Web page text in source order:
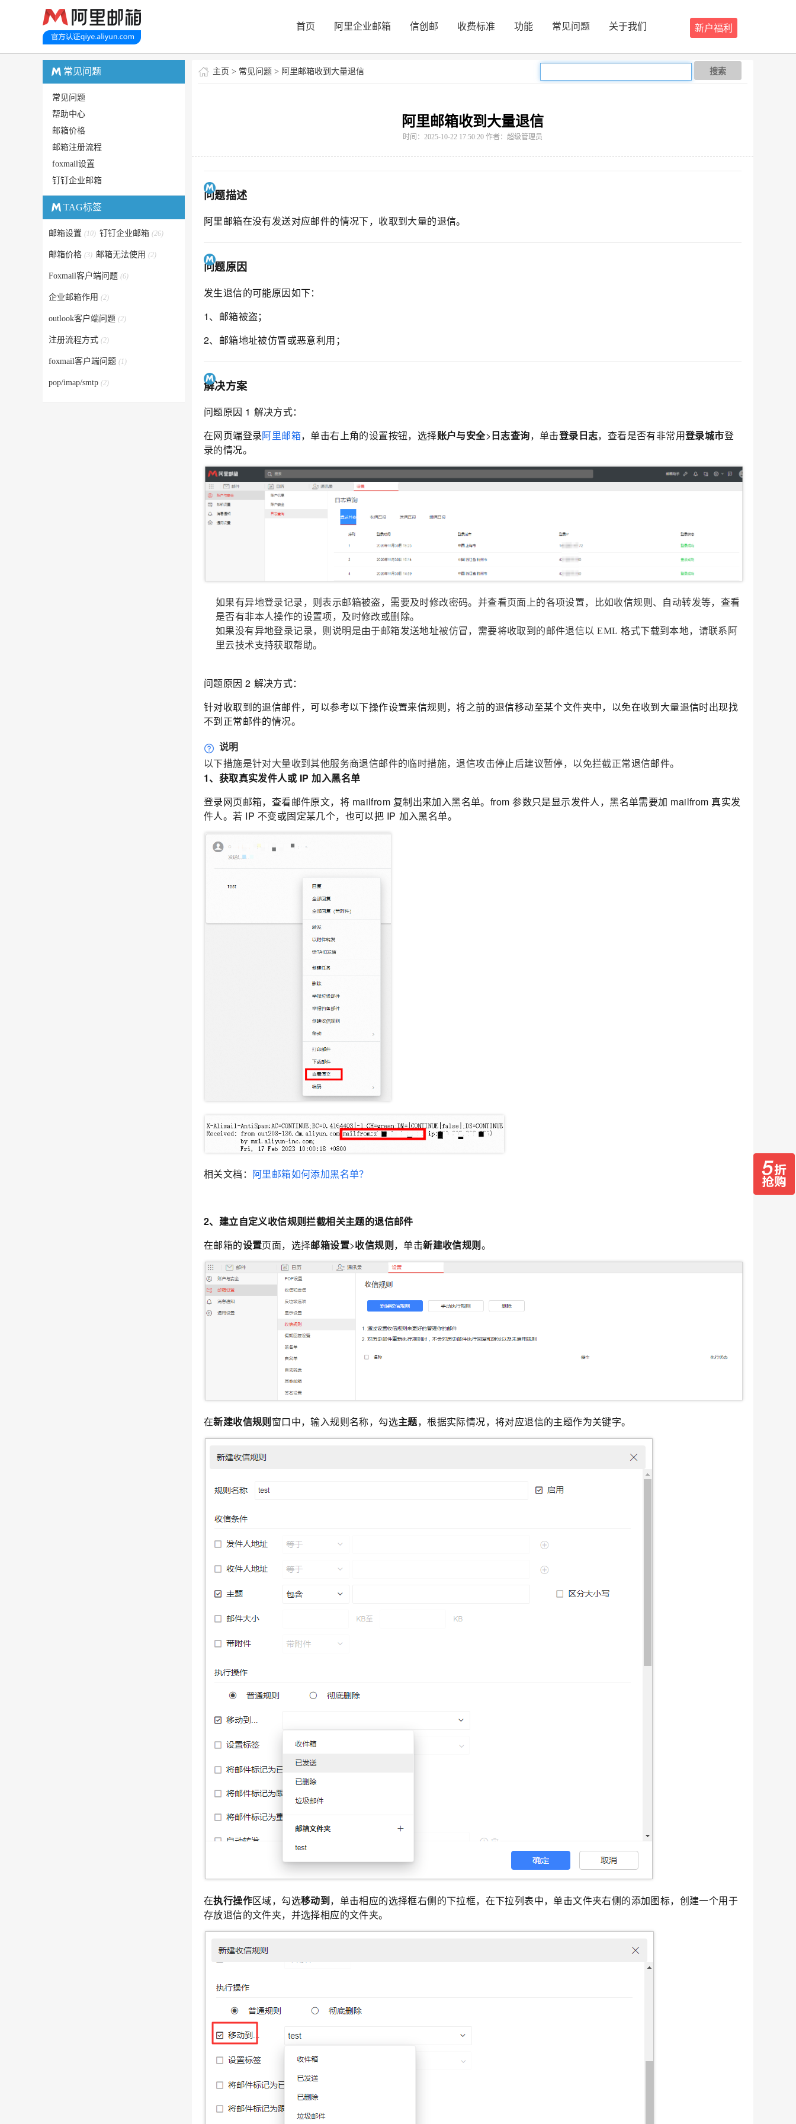
新户福利
首页 阿里企业邮箱 信创邮 收费标准 功能 常见问题 关于我们
主页 > 常见问题 > 阿里邮箱收到大量退信 搜索
阿里邮箱收到大量退信
时间：2025-10-22 17:50:20 作者：超级管理员
问题描述
阿里邮箱在没有发送对应邮件的情况下，收取到大量的退信。
问题原因
发生退信的可能原因如下：
1、邮箱被盗；
2、邮箱地址被仿冒或恶意利用；
解决方案
问题原因 1 解决方式：
在网页端登录阿里邮箱，单击右上角的设置按钮，选择账户与安全>日志查询，单击登录日志，查看是否有非常用登录城市登
录的情况。
如果有异地登录记录，则表示邮箱被盗，需要及时修改密码。并查看页面上的各项设置，比如收信规则、自动转发等，查看
是否有非本人操作的设置项，及时修改或删除。
如果没有异地登录记录，则说明是由于邮箱发送地址被仿冒，需要将收取到的邮件退信以 EML 格式下载到本地，请联系阿
里云技术支持获取帮助。
问题原因 2 解决方式：
针对收取到的退信邮件，可以参考以下操作设置来信规则，将之前的退信移动至某个文件夹中，以免在收到大量退信时出现找
不到正常邮件的情况。
说明
以下措施是针对大量收到其他服务商退信邮件的临时措施，退信攻击停止后建议暂停，以免拦截正常退信邮件。
1、获取真实发件人或 IP 加入黑名单
登录网页邮箱，查看邮件原文，将 mailfrom 复制出来加入黑名单。from 参数只是显示发件人，黑名单需要加 mailfrom 真实发
件人。若 IP 不变或固定某几个，也可以把 IP 加入黑名单。
相关文档： 阿里邮箱如何添加黑名单？
2、建立自定义收信规则拦截相关主题的退信邮件
在邮箱的设置页面，选择邮箱设置>收信规则，单击新建收信规则。
在新建收信规则窗口中，输入规则名称，勾选主题，根据实际情况，将对应退信的主题作为关键字。
在执行操作区域，勾选移动到，单击相应的选择框右侧的下拉框，在下拉列表中，单击文件夹右侧的添加图标，创建一个用于
存放退信的文件夹，并选择相应的文件夹。
常见问题
常见问题
帮助中心
邮箱价格
邮箱注册流程
foxmail设置
钉钉企业邮箱
TAG标签
邮箱设置 (10) 钉钉企业邮箱 (26)
邮箱价格 (3) 邮箱无法使用 (2)
Foxmail客户端问题 (6)
企业邮箱作用 (2)
outlook客户端问题 (2)
注册流程方式 (2)
foxmail客户端问题 (1)
pop/imap/smtp (2)